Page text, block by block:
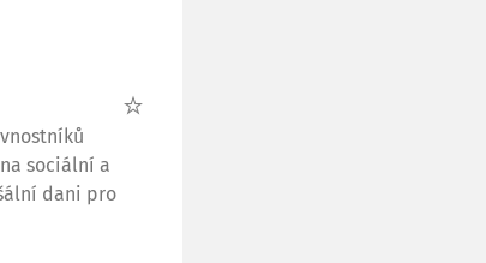
sociální a
dani pro